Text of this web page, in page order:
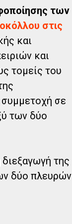
των
στις
και
και
τομείς του
συμμετοχή σε
των δύο
της
δύο πλευρών